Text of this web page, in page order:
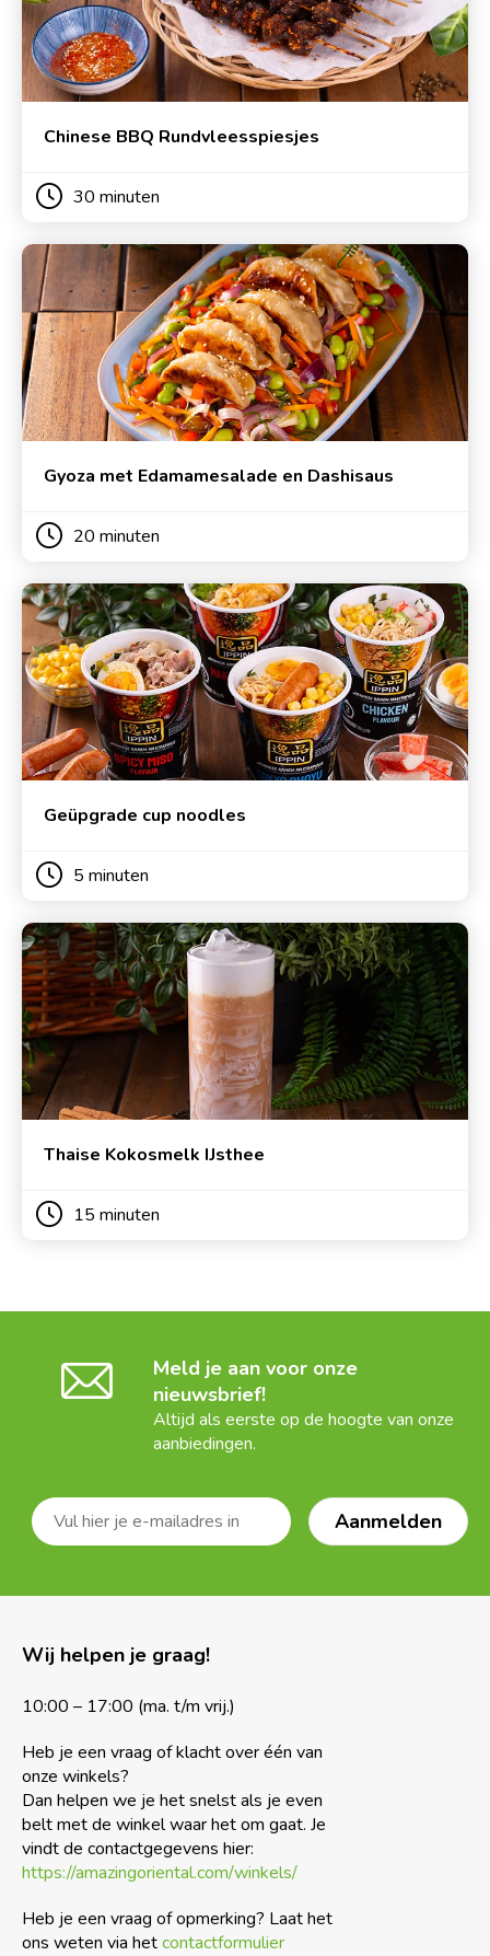
Chinese BBQ Rundvleesspiesjes
30 minuten
Gyoza met Edamamesalade en Dashisaus
20 minuten
Geüpgrade cup noodles
5 minuten
Thaise Kokosmelk IJsthee
15 minuten
Meld je aan voor onze
nieuwsbrief!
Altijd als eerste op de hoogte van onze
aanbiedingen.
Wij helpen je graag!
10:00 – 17:00 (ma. t/m vrij.)
Heb je een vraag of klacht over één van
onze winkels?
Dan helpen we je het snelst als je even
belt met de winkel waar het om gaat. Je
vindt de contactgegevens hier:
https://amazingoriental.com/winkels/
Heb je een vraag of opmerking? Laat het
ons weten via hetcontactformulier